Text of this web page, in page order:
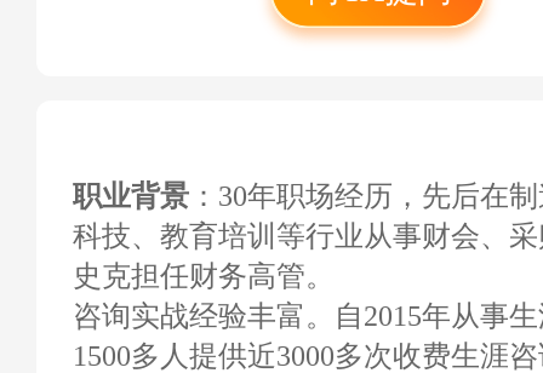
法务会计师，C.P.M.
职业背景 ：30年职场经历，先后在
科技、教育培训等行业从事财会、
史克担任财务高管。
咨询实战经验丰富。自2015年从事
1500多人提供近3000多次收费生涯